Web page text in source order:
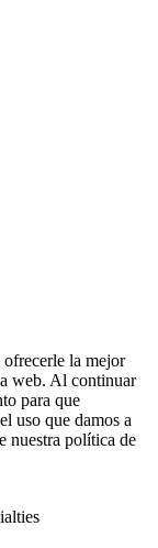
la mejor
web. Al continuar
para que
uso que damos a
nuestra política de